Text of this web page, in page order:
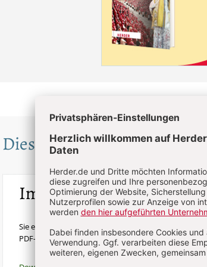
Diesen Artikel jetzt lesen!
Im Einzelkauf
Sie erhalten diesen Artikel als
PDF-Datei.
Im
Ihr
Abo-